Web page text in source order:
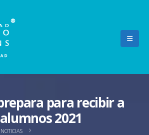
para recibir a
2021
NOTICIAS